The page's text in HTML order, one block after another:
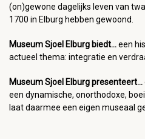
(on)gewone dagelijks leven van
1700 in Elburg hebben gewoond.
Museum Sjoel Elburg biedt...een
actueel thema: integratie en
Museum Sjoel Elburg presenteert...
een dynamische, onorthodoxe,
laat daarmee een eigen museaal